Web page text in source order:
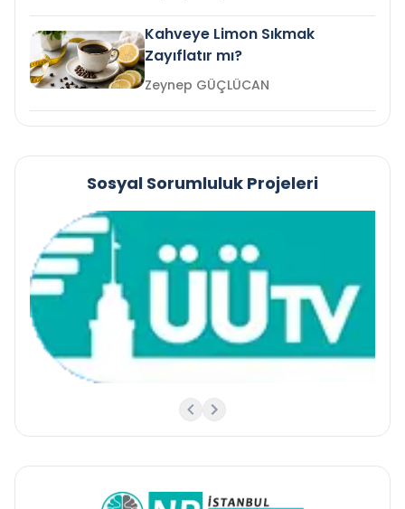
Kahveye Limon Sıkmak
Zayıflatır mı?
Zeynep GÜÇLÜCAN
Sosyal Sorumluluk Projeleri